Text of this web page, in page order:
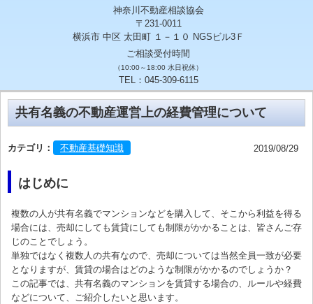
神奈川不動産相談協会
〒231-0011
横浜市 中区 太田町 １－１０ NGSビル3Ｆ
ご相談受付時間
（10:00～18:00 水日祝休）
TEL：045-309-6115
共有名義の不動産運営上の経費管理について
カテゴリ： 不動産基礎知識 2019/08/29
はじめに
複数の人が共有名義でマンションなどを購入して、そこから利益を得る
場合には、売却にしても賃貸にしても制限がかかることは、皆さんご存
じのことでしょう。
単独ではなく複数人の共有なので、売却については当然全員一致が必要
となりますが、賃貸の場合はどのような制限がかかるのでしょうか？
この記事では、共有名義のマンションを賃貸する場合の、ルールや経費
などについて、ご紹介したいと思います。